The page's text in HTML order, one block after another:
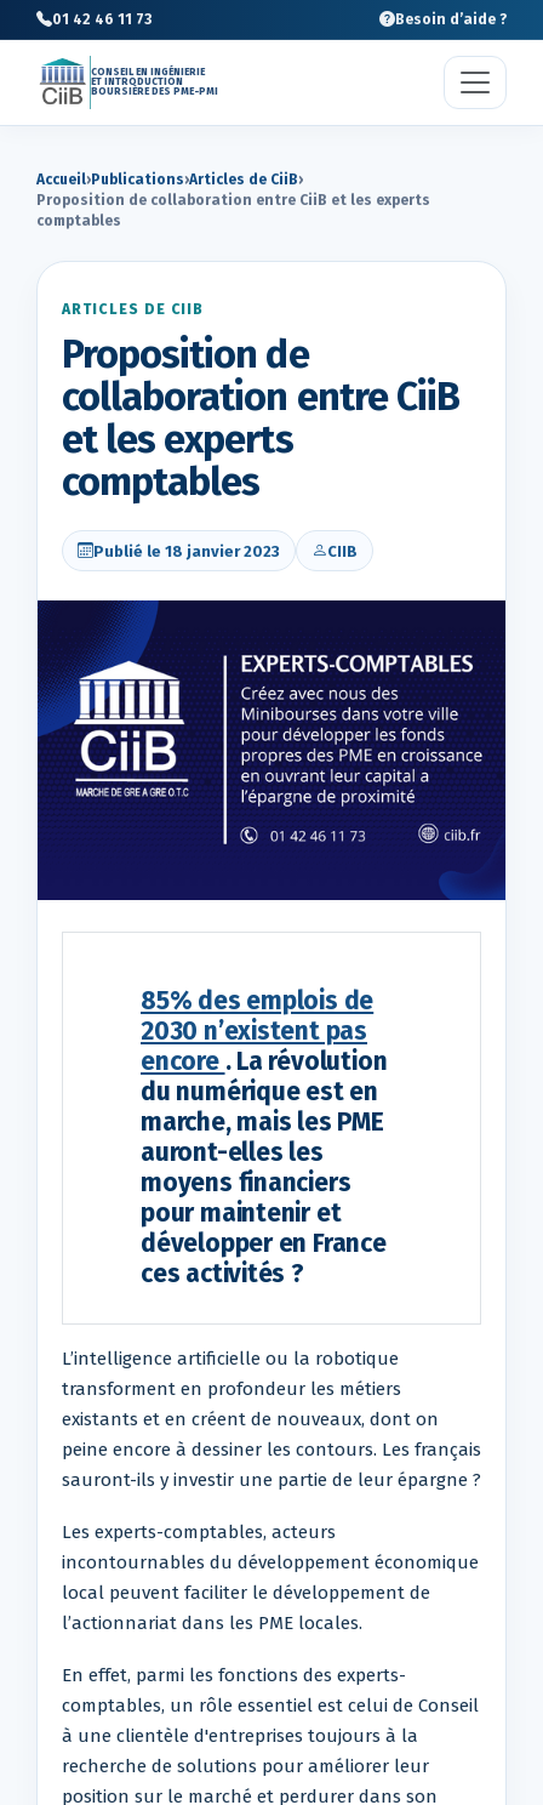
01 42 46 11 73 Besoin d’aide ?
CONSEIL EN INGÉNIERIE
ET INTRODUCTION
BOURSIÈRE DES PME-PMI
Accueil› Publications›Articles de CiiB›
Proposition de collaboration entre CiiB et les experts
comptables
ARTICLES DE CIIB
Proposition de
collaboration entre CiiB
et les experts
comptables
Publié le 18 janvier 2023 CIIB
85% des emplois de
2030 n’existent pas
encore . La révolution
du numérique est en
marche, mais les PME
auront-elles les
moyens financiers
pour maintenir et
développer en France
ces activités ?
L’intelligence artificielle ou la robotique
transforment en profondeur les métiers
existants et en créent de nouveaux, dont on
peine encore à dessiner les contours. Les français
sauront-ils y investir une partie de leur épargne ?
Les experts-comptables, acteurs
incontournables du développement économique
local peuvent faciliter le développement de
l’actionnariat dans les PME locales.
En effet, parmi les fonctions des experts-
comptables, un rôle essentiel est celui de Conseil
à une clientèle d'entreprises toujours à la
recherche de solutions pour améliorer leur
position sur le marché et perdurer dans son